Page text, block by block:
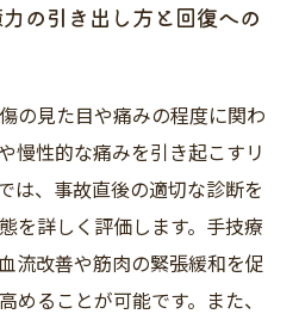
の引き出し方と回復への
の見た目や痛みの程度に関わ
慢性的な痛みを引き起こすリ
は、事故直後の適切な診断を
を詳しく評価します。手技療
流改善や筋肉の緊張緩和を促
めることが可能です。また、